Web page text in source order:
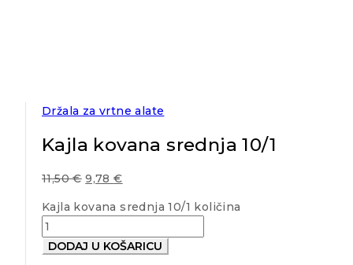
Držala za vrtne alate
Kajla kovana srednja 10/1
11,50€ 9,78€
Kajla kovana srednja 10/1 količina
DODAJ U KOŠARICU